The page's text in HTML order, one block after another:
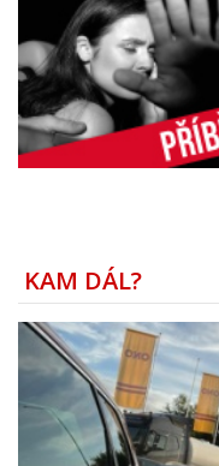
KAM DÁL?